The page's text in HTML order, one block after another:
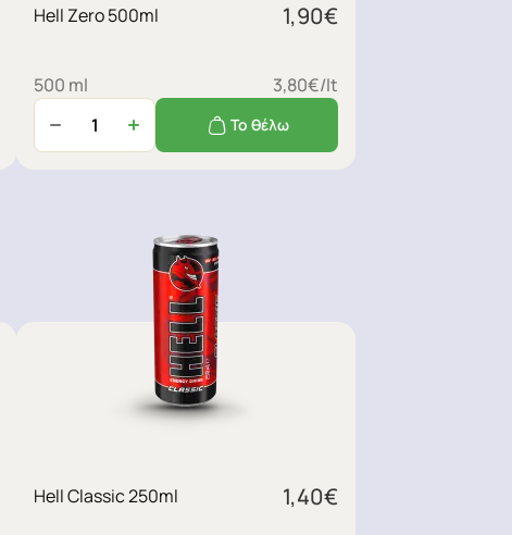
Hell Zero 500ml 1,90€
500 ml 3,80€/lt
Το θέλω
Hell Classic 250ml 1,40€